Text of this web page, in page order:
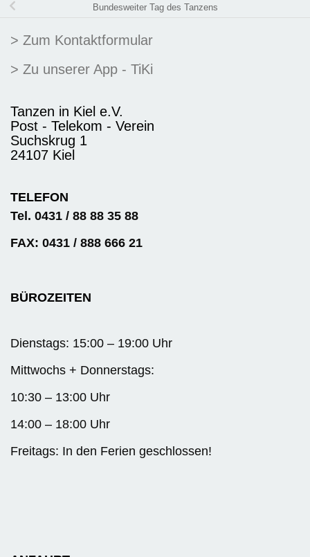
Bundesweiter Tag des Tanzens
> Zum Kontaktformular
> Zu unserer App - TiKi
Tanzen in Kiel e.V.
Post - Telekom - Verein
Suchskrug 1
24107 Kiel
TELEFON
Tel. 0431 / 88 88 35 88
FAX: 0431 / 888 666 21
BÜROZEITEN
Dienstags: 15:00 – 19:00 Uhr
Mittwochs + Donnerstags:
10:30 – 13:00 Uhr
14:00 – 18:00 Uhr
Freitags: In den Ferien geschlossen!